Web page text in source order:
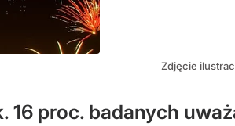
Zdjęcie
16 proc. badanych